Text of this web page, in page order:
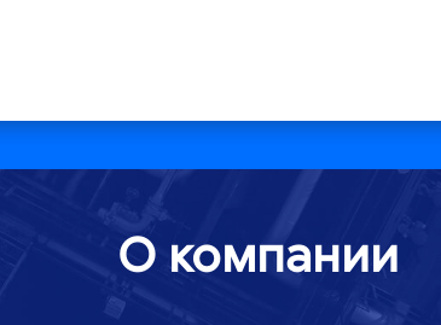
О компании